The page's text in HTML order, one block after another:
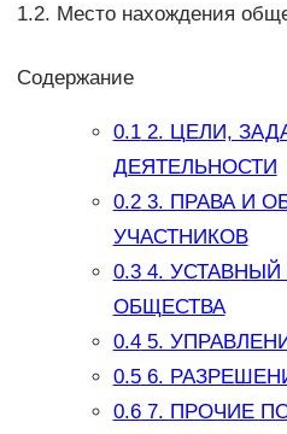
1.2. Место нахождения
Содержание
0.12. ЦЕЛИ,
ДЕЯТЕЛЬНОСТИ
0.23. ПРАВА И
УЧАСТНИКОВ
0.34. УСТАВНЫЙ
ОБЩЕСТВА
0.45.
0.56.
0.67. ПРОЧИЕ